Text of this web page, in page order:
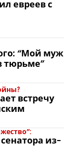
евреев с
“Мой муж
тюрьме”
встречу
из-